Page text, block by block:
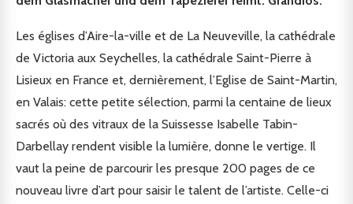
Les églises d’Aire-la-ville et de La Neuveville, la cathédrale
de Victoria aux Seychelles, la cathédrale Saint-Pierre à
Lisieux en France et, dernièrement, l’Eglise de Saint-Martin,
en Valais: cette petite sélection, parmi la centaine de lieux
sacrés où des vitraux de la Suissesse Isabelle Tabin-
Darbellay rendent visible la lumière, donne le vertige. Il
vaut la peine de parcourir les presque 200 pages de ce
nouveau livre d’art pour saisir le talent de l’artiste. Celle-ci